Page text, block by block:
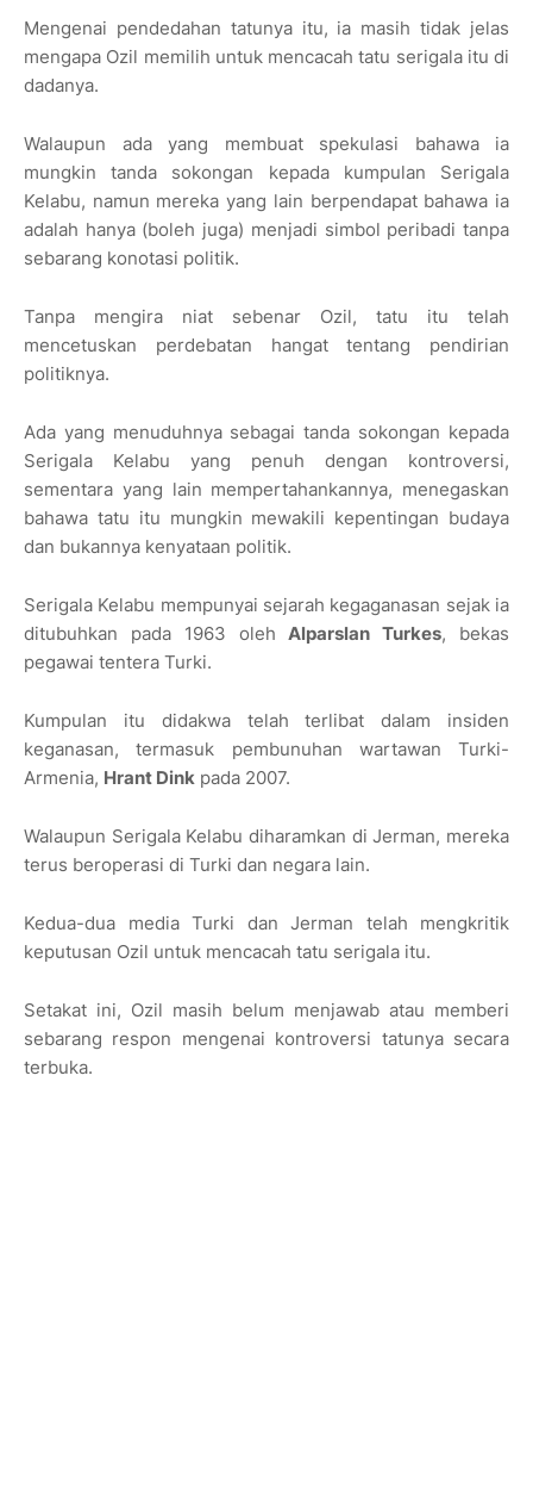
Mengenai pendedahan tatunya itu, ia masih tidak jelas
mengapa Ozil memilih untuk mencacah tatu serigala itu di
dadanya.
Walaupun ada yang membuat spekulasi bahawa ia
mungkin tanda sokongan kepada kumpulan Serigala
Kelabu, namun mereka yang lain berpendapat bahawa ia
adalah hanya (boleh juga) menjadi simbol peribadi tanpa
sebarang konotasi politik.
Tanpa mengira niat sebenar Ozil, tatu itu telah
mencetuskan perdebatan hangat tentang pendirian
politiknya.
Ada yang menuduhnya sebagai tanda sokongan kepada
Serigala Kelabu yang penuh dengan kontroversi,
sementara yang lain mempertahankannya, menegaskan
bahawa tatu itu mungkin mewakili kepentingan budaya
dan bukannya kenyataan politik.
Serigala Kelabu mempunyai sejarah kegaganasan sejak ia
ditubuhkan pada 1963 olehAlparslan Turkes, bekas
pegawai tentera Turki.
Kumpulan itu didakwa telah terlibat dalam insiden
keganasan, termasuk pembunuhan wartawan Turki-
Armenia, Hrant Dink pada 2007.
Walaupun Serigala Kelabu diharamkan di Jerman, mereka
terus beroperasi di Turki dan negara lain.
Kedua-dua media Turki dan Jerman telah mengkritik
keputusan Ozil untuk mencacah tatu serigala itu.
Setakat ini, Ozil masih belum menjawab atau memberi
sebarang respon mengenai kontroversi tatunya secara
terbuka.